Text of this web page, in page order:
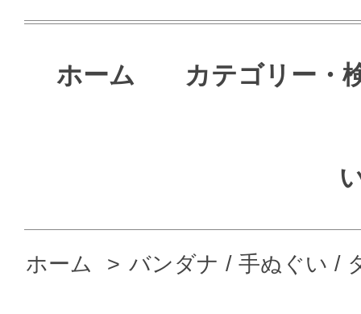
ホーム カテゴリー・
ホーム > バンダナ / 手ぬぐい /